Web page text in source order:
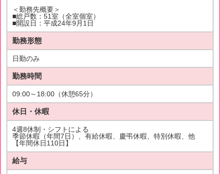
＜勤務先概要＞
■総戸数：51室（全室個室）
■開設日：平成24年9月1日
勤務形態
日勤のみ
勤務時間
09:00～18:00（休憩65分）
休日・休暇
4週8休制・シフトによる
季節休暇（年間7日）、有給休暇、慶弔休暇、特別休暇、他
【年間休日110日】
給与